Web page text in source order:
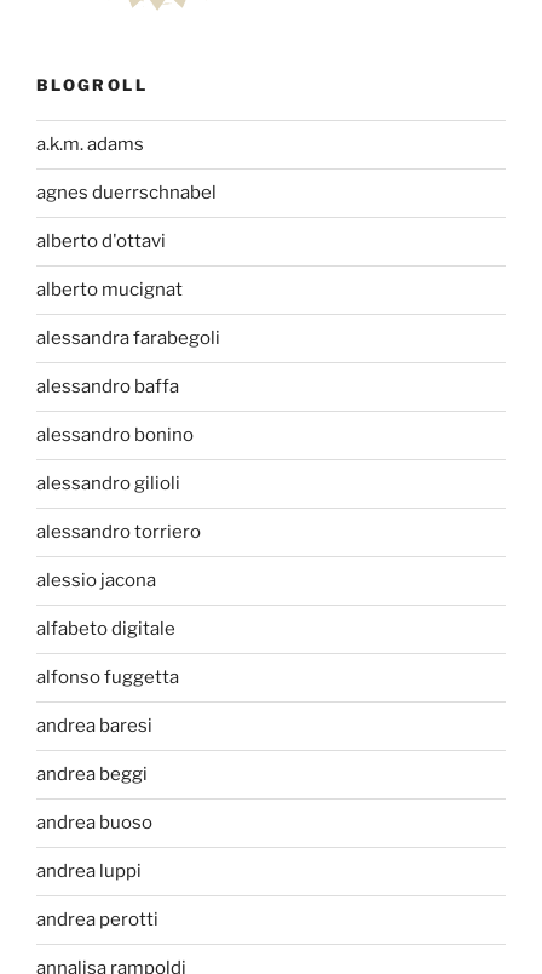
BLOGROLL
a.k.m. adams
agnes duerrschnabel
alberto d'ottavi
alberto mucignat
alessandra farabegoli
alessandro baffa
alessandro bonino
alessandro gilioli
alessandro torriero
alessio jacona
alfabeto digitale
alfonso fuggetta
andrea baresi
andrea beggi
andrea buoso
andrea luppi
andrea perotti
annalisa rampoldi